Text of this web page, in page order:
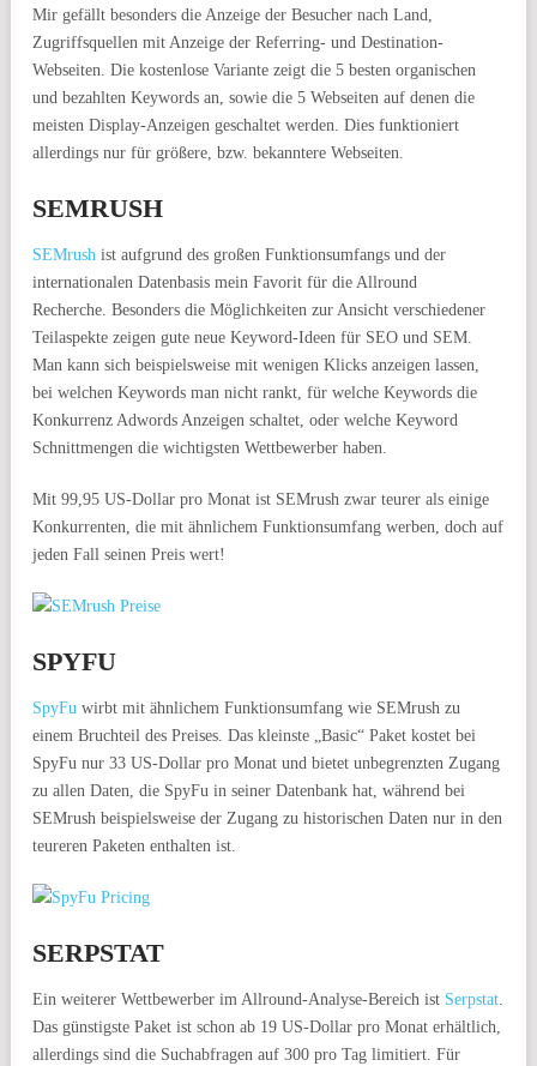
Mir gefällt besonders die Anzeige der Besucher nach Land,
Zugriffsquellen mit Anzeige der Referring- und Destination-
Webseiten. Die kostenlose Variante zeigt die 5 besten organischen
und bezahlten Keywords an, sowie die 5 Webseiten auf denen die
meisten Display-Anzeigen geschaltet werden. Dies funktioniert
allerdings nur für größere, bzw. bekanntere Webseiten.
SEMRUSH
SEMrush ist aufgrund des großen Funktionsumfangs und der
internationalen Datenbasis mein Favorit für die Allround
Recherche. Besonders die Möglichkeiten zur Ansicht verschiedener
Teilaspekte zeigen gute neue Keyword-Ideen für SEO und SEM.
Man kann sich beispielsweise mit wenigen Klicks anzeigen lassen,
bei welchen Keywords man nicht rankt, für welche Keywords die
Konkurrenz Adwords Anzeigen schaltet, oder welche Keyword
Schnittmengen die wichtigsten Wettbewerber haben.
Mit 99,95 US-Dollar pro Monat ist SEMrush zwar teurer als einige
Konkurrenten, die mit ähnlichem Funktionsumfang werben, doch auf
jeden Fall seinen Preis wert!
SPYFU
SpyFu wirbt mit ähnlichem Funktionsumfang wie SEMrush zu
einem Bruchteil des Preises. Das kleinste „Basic“ Paket kostet bei
SpyFu nur 33 US-Dollar pro Monat und bietet unbegrenzten Zugang
zu allen Daten, die SpyFu in seiner Datenbank hat, während bei
SEMrush beispielsweise der Zugang zu historischen Daten nur in den
teureren Paketen enthalten ist.
SERPSTAT
Ein weiterer Wettbewerber im Allround-Analyse-Bereich ist Serpstat.
Das günstigste Paket ist schon ab 19 US-Dollar pro Monat erhältlich,
allerdings sind die Suchabfragen auf 300 pro Tag limitiert. Für